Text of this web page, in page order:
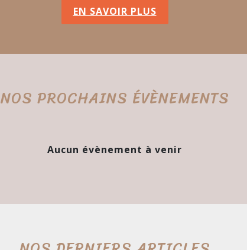
EN SAVOIR PLUS
NOS PROCHAINS ÉVÈNEMENTS
Aucun évènement à venir